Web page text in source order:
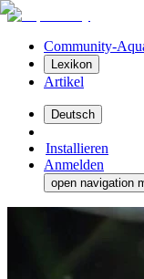
Community-
Lexikon
Artikel
Deutsch
Installieren
Anmelden
open navigation